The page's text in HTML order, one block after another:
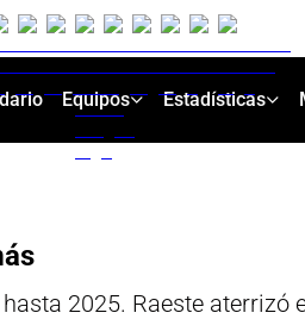
Equipos Estadísticas
2025. Raeste aterrizó